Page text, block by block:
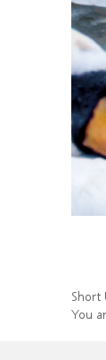
Short
You